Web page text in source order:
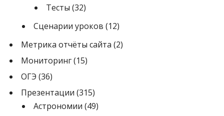
Тесты (32)
Сценарии уроков (12)
Метрика отчёты сайта (2)
Мониторинг(15)
ОГЭ (36)
Презентации (315)
Астрономии (49)